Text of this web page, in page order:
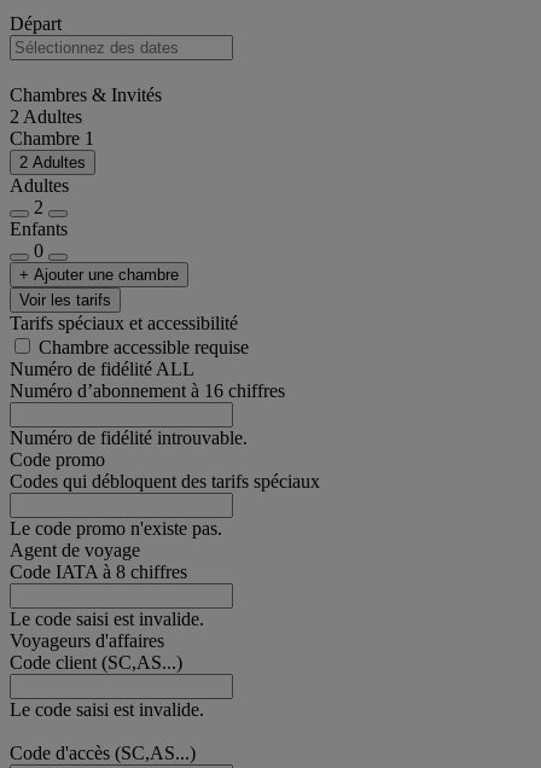
Départ
Chambres & Invités
2 Adultes
Chambre 1
2 Adultes
Adultes
2
Enfants
0
+ Ajouter une chambre
Voir les tarifs
Tarifs spéciaux et accessibilité
Chambre accessible requise
Numéro de fidélité ALL
Numéro d’abonnement à 16 chiffres
Numéro de fidélité introuvable.
Code promo
Codes qui débloquent des tarifs spéciaux
Le code promo n'existe pas.
Agent de voyage
Code IATA à 8 chiffres
Le code saisi est invalide.
Voyageurs d'affaires
Code client (SC,AS...)
Le code saisi est invalide.
Code d'accès (SC,AS...)